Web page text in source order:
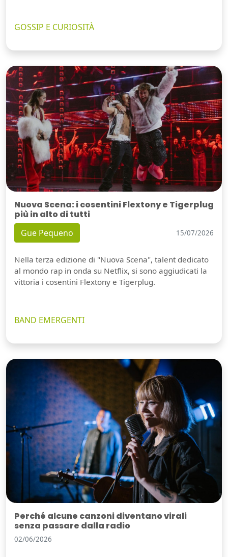
GOSSIP E CURIOSITÀ
Nuova Scena: i cosentini Flextony e Tigerplug
più in alto di tutti
Gue Pequeno 15/07/2026
Nella terza edizione di "Nuova Scena", talent dedicato
al mondo rap in onda su Netflix, si sono aggiudicati la
vittoria i cosentini Flextony e Tigerplug.
BAND EMERGENTI
Perché alcune canzoni diventano virali
senza passare dalla radio
02/06/2026